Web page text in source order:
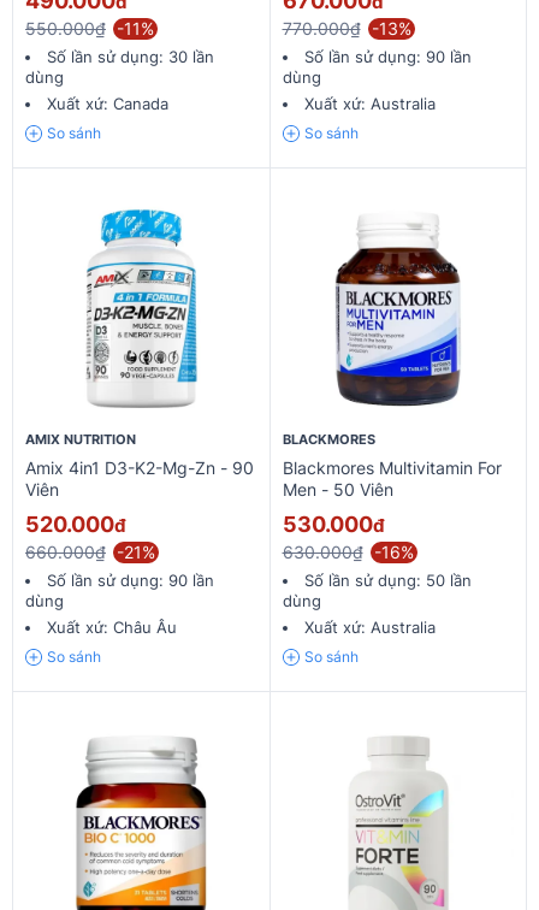
550.000₫ -11%
Số lần sử dụng: 30 lần
dùng
Xuất xứ: Canada
So sánh
770.000₫ -13%
Số lần sử dụng: 90 lần
dùng
Xuất xứ: Australia
So sánh
AMIX NUTRITION
Amix 4in1 D3-K2-Mg-Zn - 90
Viên
520.000đ
660.000₫ -21%
Số lần sử dụng: 90 lần
dùng
Xuất xứ: Châu Âu
So sánh
BLACKMORES
Blackmores Multivitamin For
Men - 50 Viên
530.000đ
630.000₫ -16%
Số lần sử dụng: 50 lần
dùng
Xuất xứ: Australia
So sánh